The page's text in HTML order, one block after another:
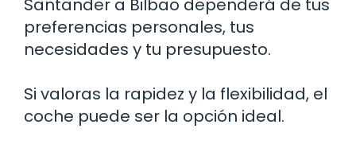
Santander a Bilbao dependerá de tus
preferencias personales, tus
necesidades y tu presupuesto.
Si valoras la rapidez y la flexibilidad, el
coche puede ser la opción ideal.